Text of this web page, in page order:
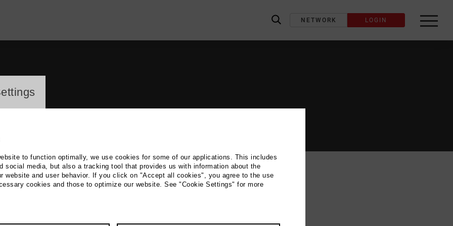
label_search
NETWORK LOGIN
Meyer-Arndt
to function optimally, we use cookies for some of our applications. This includes
social media, but also a tracking tool that provides us with information about the
website and user behavior. If you click on "Accept all cookies", you agree to the use
cookies and those to optimize our website. See "Cookie Settings" for more